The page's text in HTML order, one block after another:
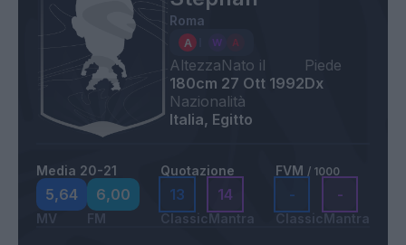
Roma
Altezza
180cm
Nato il
27 Ott 1992
Piede
Dx
Nazionalità
Italia, Egitto
Media 20-21
5,64
MV
6,00
FM
Quotazione
13
Classic
14
Mantra
FVM / 1000
-
Classic
-
Mantra